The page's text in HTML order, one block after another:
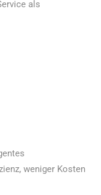
als
weniger Kosten